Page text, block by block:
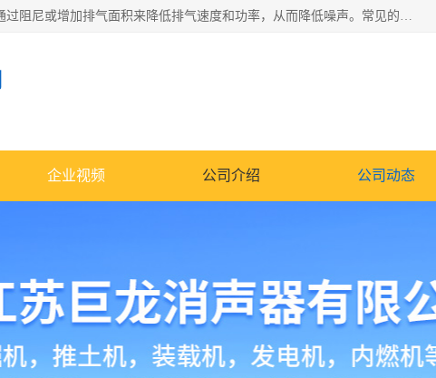
消音器主要用于降低机械设备或枪械等产生的噪声。它通过阻尼或增加排气面积来降低排气速度和功率，从而降低噪声。常见的消音器类型包括阻性消声器、抗性消声器、共振消声器以及阻抗复合式消声器等。这些消音器各有特点，适用于不同频率的噪声消除。
企业视频 公司介绍 公司动态